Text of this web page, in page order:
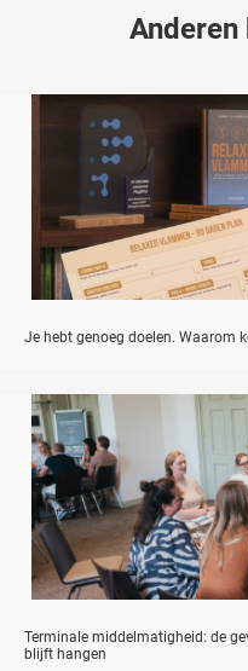
Anderen
Je hebt genoeg doelen. Waarom
Terminale middelmatigheid: de
blijft hangen